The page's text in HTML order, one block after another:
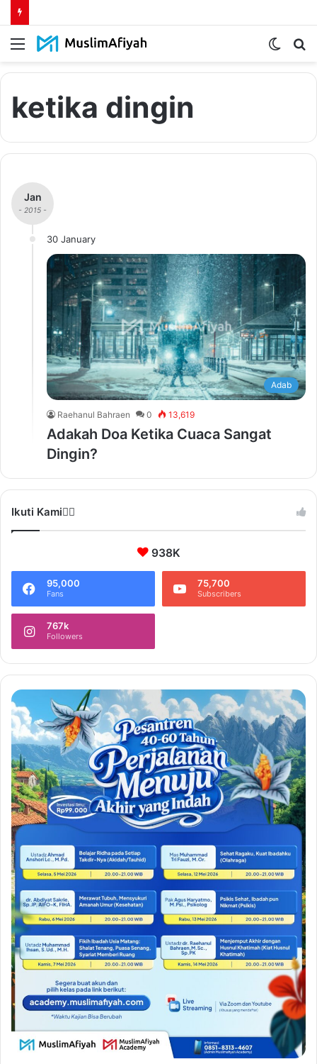
Menu
Switch
ketika dingin
Jan
- 2015 -
30 January
Adab
Raehanul Bahraen 0 13,619
Adakah Doa Ketika Cuaca Sangat
Dingin?
Ikuti Kami❤️‍🔥
938K
95,000
Fans
75,700
Subscribers
767k
Followers